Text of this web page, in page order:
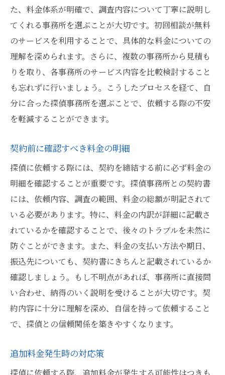
た、料金体系が明確で、調査内容について丁寧に説明し
てくれる事務所を選ぶことが大切です。初回相談が無料
のサービスを利用することで、具体的な料金についての
理解を深められます。さらに、複数の事務所から見積も
りを取り、各事務所のサービス内容を比較検討すること
も忘れずに行いましょう。こうしたプロセスを経て、自
分に合った探偵事務所を選ぶことで、依頼する際の不安
を軽減することができます。
契約前に確認すべき料金の明細
探偵に依頼する際には、契約を締結する前に必ず料金の
明細を確認することが重要です。探偵事務所との契約書
には、依頼内容、調査の範囲、料金の総額が明記されて
いる必要があります。特に、料金の内訳が詳細に記載さ
れているかを確認することで、後々のトラブルを未然に
防ぐことができます。また、料金の支払い方法や期日、
振込先についても、契約書にきちんと記載されているか
確認しましょう。もし不明点があれば、事務所に直接問
い合わせ、納得のいく説明を受けることが大切です。契
約内容に十分に理解を深め、自信を持って依頼すること
で、探偵との信頼関係を築きやすくなります。
追加料金発生時の対応策